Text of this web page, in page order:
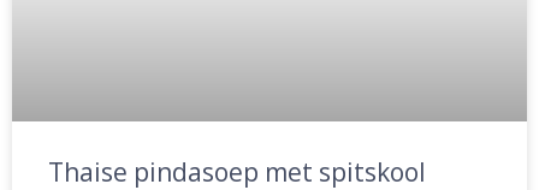
Thaise pindasoep met spitskool